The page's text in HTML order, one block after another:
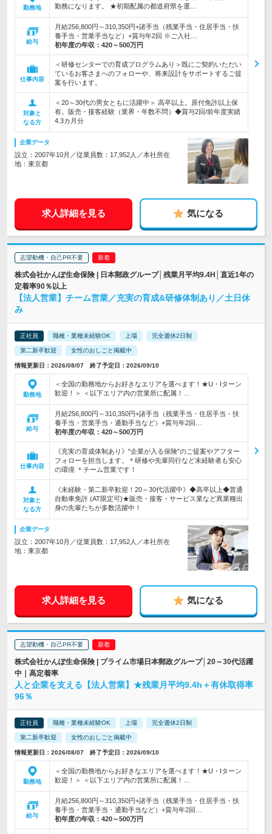
勤務地
勤務になります。 ★初期配属の都道府県を選…
給与
月給256,800円～310,350円+諸手当（残業手当・住居手当・扶
養手当・営業手当など）+賞与年2回 ※ご入社…
初年度の年収： 420～500万円
仕事内容
＜研修センターでの育成プログラムあり＞既にご契約いただい
ているお客さまへのフォローや、将来設計をサポートするご提
案を行います。
対象と
なる方
＜20～30代の男女ともに活躍中＞ 高卒以上。原付免許以上保
有。販売・接客経験（業界・年数不問）◆賞与2回/前年度実績
4.3カ月分
企業データ
設立：2007年10月／従業員数：17,952人／本社所在
地：東京都
求人詳細を見る 気になる
志望動機・自己PR不要
株式会社かんぽ生命保険 | 日本郵政グループ│残業月平均9.4H│直近1年の
定着率90％以上
【法人営業】チーム営業／充実の育成&研修体制あり／土日休
み
正社員 職種・業種未経験OK 上場 完全週休2日制
第二新卒歓迎 女性のおしごと掲載中
情報更新日：2026/08/07 終了予定日：2026/09/10
勤務地
＜全国の勤務地からお好きなエリアを選べます！★U・Iターン
歓迎！＞ ＜以下エリア内の営業所に配属！…
給与
月給256,800円～310,350円+諸手当（残業手当・住居手当・扶
養手当・営業手当・通勤手当など）+賞与年2回…
初年度の年収： 420～500万円
仕事内容
《充実の育成体制あり》"企業が入る保険"のご提案やアフター
フォローを担当します。＊研修や先輩同行など未経験者も安心
の環境 ＊チーム営業です！
対象と
なる方
《未経験・第二新卒歓迎！20～30代活躍中》◆高卒以上◆普通
自動車免許 (AT限定可)★販売・接客・サービス業など異業種出
身の先輩たちが多数活躍中！
企業データ
設立：2007年10月／従業員数：17,952人／本社所在
地：東京都
求人詳細を見る 気になる
志望動機・自己PR不要
株式会社かんぽ生命保険 | プライム市場日本郵政グループ│20～30代活躍
中｜高定着率
人と企業を支える【法人営業】★残業月平均9.4h＋有休取得率
96％
正社員 職種・業種未経験OK 上場 完全週休2日制
第二新卒歓迎 女性のおしごと掲載中
情報更新日：2026/08/07 終了予定日：2026/09/10
勤務地
＜全国の勤務地からお好きなエリアを選べます！★U・Iターン
歓迎！＞ ＜以下エリア内の営業所に配属！…
給与
月給256,800円～310,350円+諸手当（残業手当・住居手当・扶
養手当・営業手当・通勤手当など）+賞与年2回…
初年度の年収： 420～500万円